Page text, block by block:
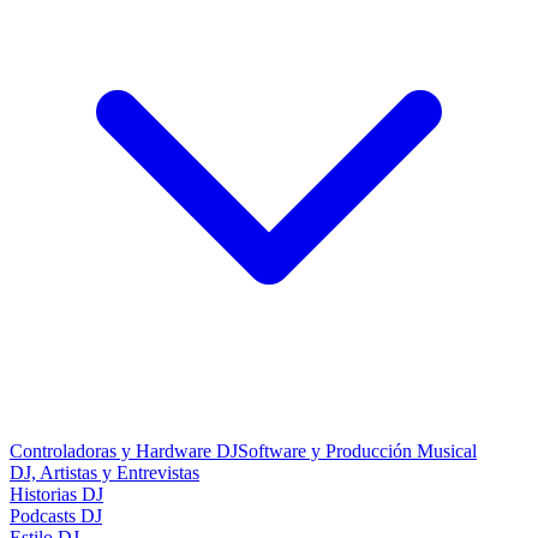
Controladoras y Hardware DJSoftware y Producción Musical
DJ, Artistas y Entrevistas
Historias DJ
Podcasts DJ